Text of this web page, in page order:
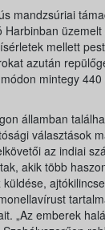
mandzsúriai
mellett
azután
mintegy
államban
választások
az indiai
akik több
„Az emberek